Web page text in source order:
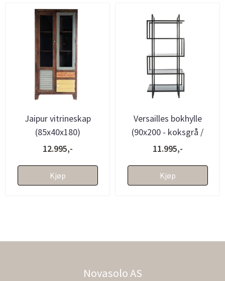
Jaipur vitrineskap
(85x40x180)
12.995,-
Kjøp
Versailles bokhylle
(90x200 - koksgrå /
sotet glass)
11.995,-
Kjøp
Novasolo AS